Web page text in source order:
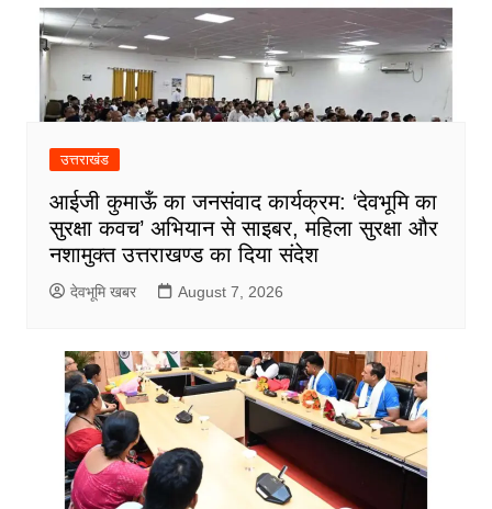
उत्तराखंड
आईजी कुमाऊँ का जनसंवाद कार्यक्रम: ‘देवभूमि का
सुरक्षा कवच’ अभियान से साइबर, महिला सुरक्षा और
नशामुक्त उत्तराखण्ड का दिया संदेश
देवभूमि खबर August 7, 2026